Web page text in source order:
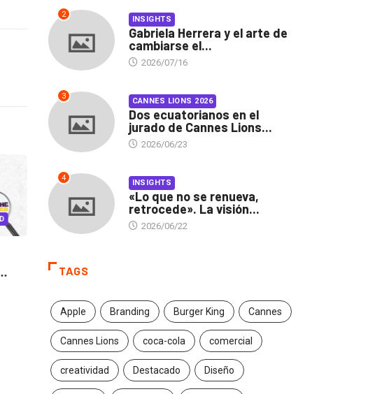
Gabriela Herrera y el arte
2026/07/16 2026/06/23
2 INSIGHTS
Gabriela Herrera y el arte de
cambiarse el...
2026/07/16
3 CANNES LIONS 2026
Dos ecuatorianos en el
jurado de Cannes Lions...
2026/06/23
4 INSIGHTS
«Lo que no se renueva,
retrocede». La visión...
2026/06/22
TAGS
Apple Branding Burger King Cannes
Cannes Lions coca-cola comercial
creatividad Destacado Diseño